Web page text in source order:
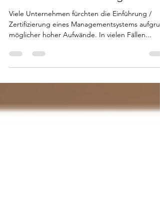
Unternehmensberatung
Viele Unternehmen fürchten die Einführung /
möglicher hoher Aufwände. In vielen Fällen...